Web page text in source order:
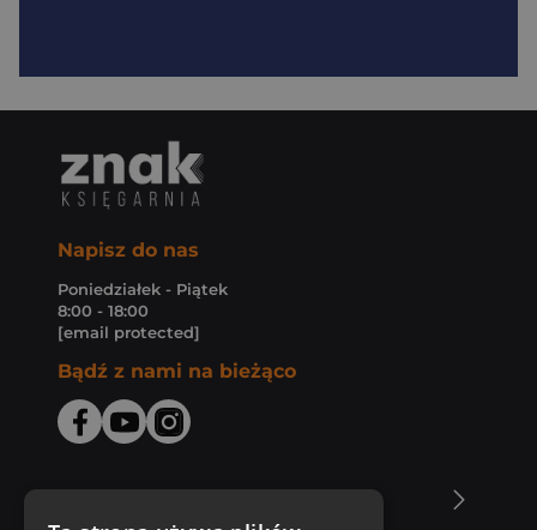
Napisz do nas
Poniedziałek - Piątek
8:00 - 18:00
[email protected]
Bądź z nami na bieżąco